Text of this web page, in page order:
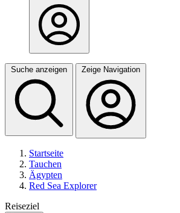
Suche anzeigen Zeige Navigation
Startseite
Tauchen
Ägypten
Red Sea Explorer
Reiseziel